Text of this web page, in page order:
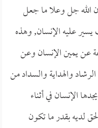
الله جل وعلا ما جعل
عليه الإنسان, وهذه
عن يمين الإنسان وعن
والهداية والسداد من
الإنسان في أثناء
لديه بقدر ما تكون